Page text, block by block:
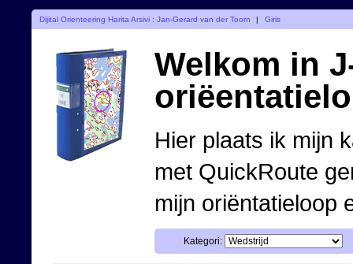
Dijital Orienteering Harita Arsivi : Jan-Gerard van der Toorn | Giris
Welkom in
Hier plaats ik mijn
met QuickRoute
mijn oriëntatieloop
Kategori: